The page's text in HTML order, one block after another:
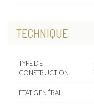
TECHNIQUE
TYPE DE
CONSTRUCTION
ETAT GÉNÉRAL